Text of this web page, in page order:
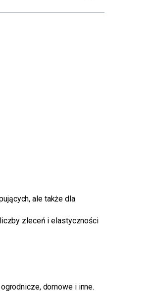
ale także dla
zleceń i elastyczności
domowe i inne.